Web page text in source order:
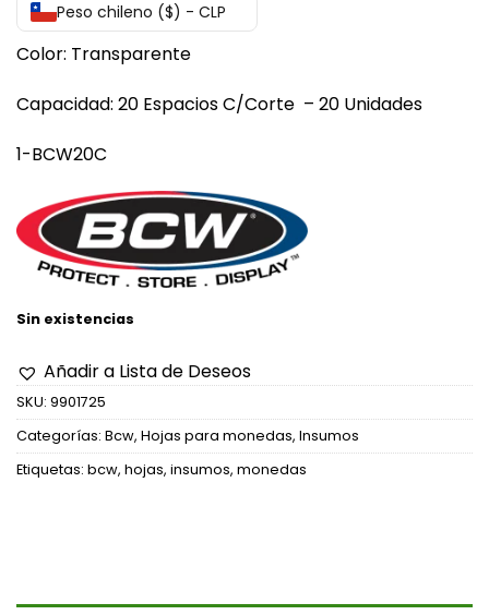
Peso chileno ($) - CLP
Color: Transparente
Capacidad: 20 Espacios C/Corte – 20 Unidades
1-BCW20C
Sin existencias
Añadir a Lista de Deseos
SKU: 9901725
Categorías: Bcw, Hojas para monedas, Insumos
Etiquetas: bcw, hojas, insumos, monedas